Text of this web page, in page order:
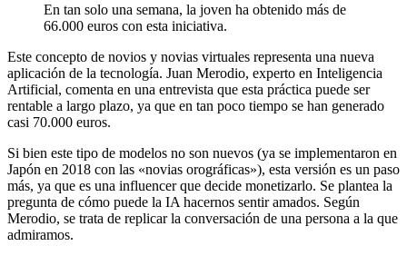
En tan solo una semana, la joven ha obtenido más de
66.000 euros con esta iniciativa.
Este concepto de novios y novias virtuales representa una nueva
aplicación de la tecnología. Juan Merodio, experto en Inteligencia
Artificial, comenta en una entrevista que esta práctica puede ser
rentable a largo plazo, ya que en tan poco tiempo se han generado
casi 70.000 euros.
Si bien este tipo de modelos no son nuevos (ya se implementaron en
Japón en 2018 con las «novias orográficas»), esta versión es un paso
más, ya que es una influencer que decide monetizarlo. Se plantea la
pregunta de cómo puede la IA hacernos sentir amados. Según
Merodio, se trata de replicar la conversación de una persona a la que
admiramos.